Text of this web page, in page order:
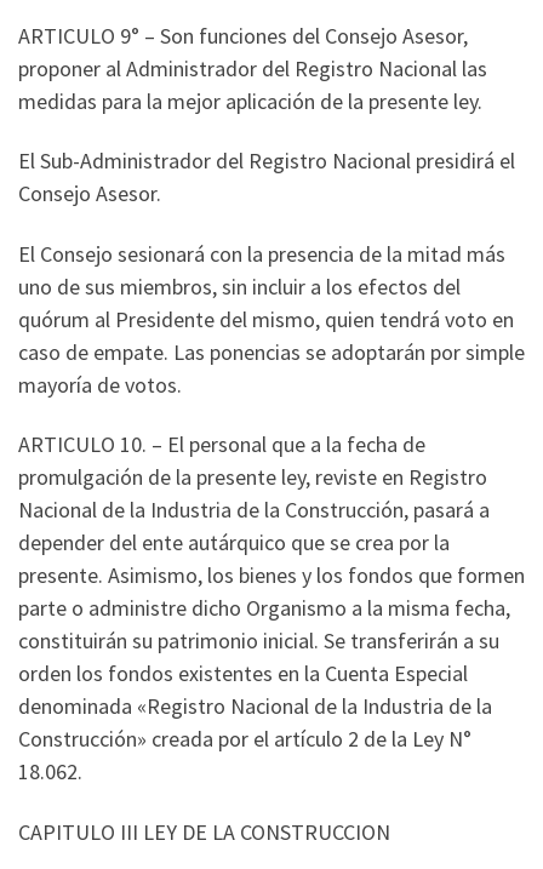
ARTICULO 9° – Son funciones del Consejo Asesor,
proponer al Administrador del Registro Nacional las
medidas para la mejor aplicación de la presente ley.
El Sub-Administrador del Registro Nacional presidirá el
Consejo Asesor.
El Consejo sesionará con la presencia de la mitad más
uno de sus miembros, sin incluir a los efectos del
quórum al Presidente del mismo, quien tendrá voto en
caso de empate. Las ponencias se adoptarán por simple
mayoría de votos.
ARTICULO 10. – El personal que a la fecha de
promulgación de la presente ley, reviste en Registro
Nacional de la Industria de la Construcción, pasará a
depender del ente autárquico que se crea por la
presente. Asimismo, los bienes y los fondos que formen
parte o administre dicho Organismo a la misma fecha,
constituirán su patrimonio inicial. Se transferirán a su
orden los fondos existentes en la Cuenta Especial
denominada «Registro Nacional de la Industria de la
Construcción» creada por el artículo 2 de la Ley N°
18.062.
CAPITULO III LEY DE LA CONSTRUCCION